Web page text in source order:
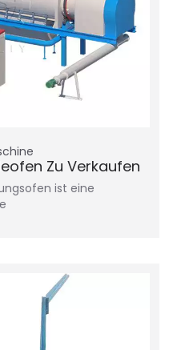
Zu Verkaufen
ist eine